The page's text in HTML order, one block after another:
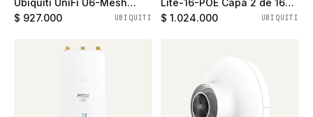
Ubiquiti UniFi U6-Mesh
WiFi6, Dual band con
$ 927.000 UBIQUITI
Lite-16-POE Capa 2 de 16
puertos ethernet gigabit,
$ 1.024.000 UBIQUITI